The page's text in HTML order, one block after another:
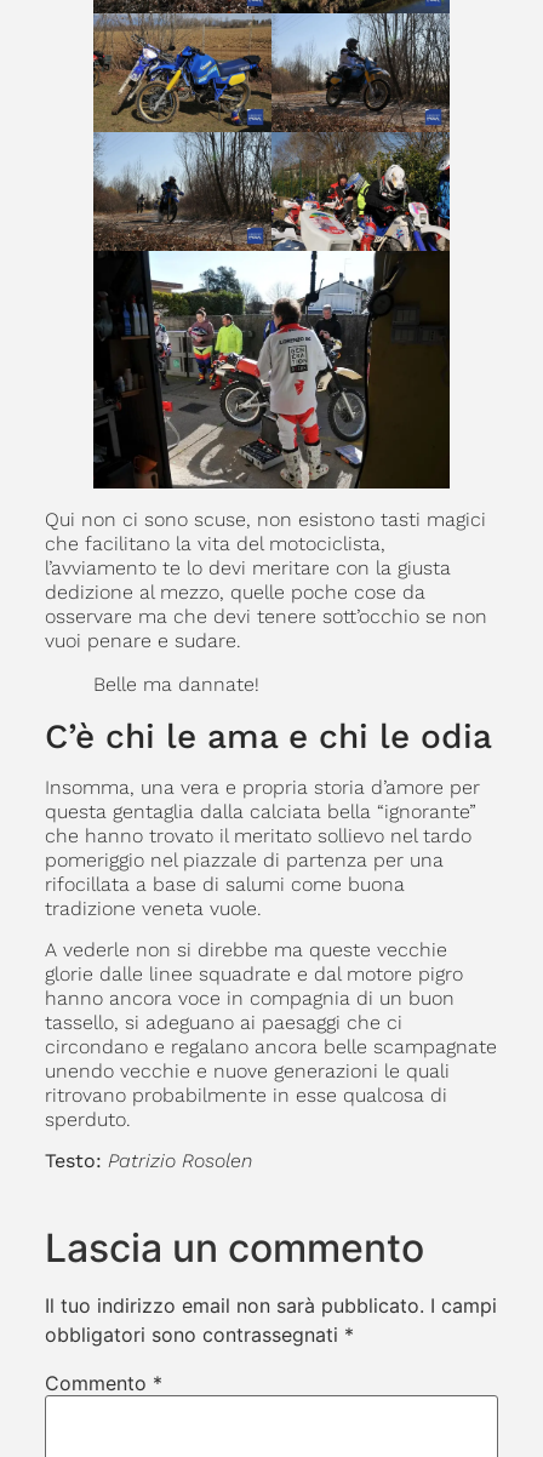
Qui non ci sono scuse, non esistono tasti magici
che facilitano la vita del motociclista,
l’avviamento te lo devi meritare con la giusta
dedizione al mezzo, quelle poche cose da
osservare ma che devi tenere sott’occhio se non
vuoi penare e sudare.
Belle ma dannate!
C’è chi le ama e chi le odia
Insomma, una vera e propria storia d’amore per
questa gentaglia dalla calciata bella “ignorante”
che hanno trovato il meritato sollievo nel tardo
pomeriggio nel piazzale di partenza per una
rifocillata a base di salumi come buona
tradizione veneta vuole.
A vederle non si direbbe ma queste vecchie
glorie dalle linee squadrate e dal motore pigro
hanno ancora voce in compagnia di un buon
tassello, si adeguano ai paesaggi che ci
circondano e regalano ancora belle scampagnate
unendo vecchie e nuove generazioni le quali
ritrovano probabilmente in esse qualcosa di
sperduto.
Testo: Patrizio Rosolen
Lascia un commento
Il tuo indirizzo email non sarà pubblicato. I campi
obbligatori sono contrassegnati *
Commento *